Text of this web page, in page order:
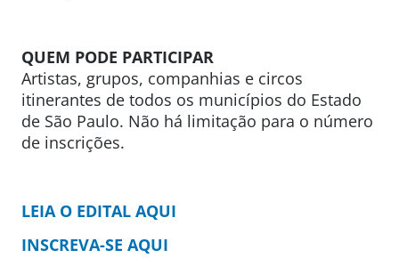
QUEM PODE PARTICIPAR
Artistas, grupos, companhias e circos
itinerantes de todos os municípios do Estado
de São Paulo. Não há limitação para o número
de inscrições.
LEIA O EDITAL AQUI
INSCREVA-SE AQUI